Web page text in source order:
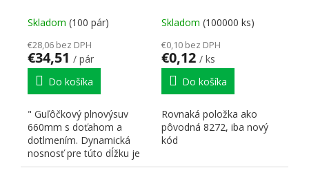
Skladom (100 pár)
€28,06 bez DPH
€34,51 / pár
Do košíka
" Guľôčkový plnovýsuv
660mm s doťahom a
dotlmením. Dynamická
nosnosť pre túto dĺžku je
60kg. Výrobca pripúšťa
Skladom (100000 ks)
€0,10 bez DPH
€0,12 / ks
Do košíka
Rovnaká položka ako
pôvodná 8272, iba nový
kód